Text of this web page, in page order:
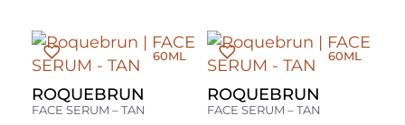
ROQUEBRUN
FACE SERUM – TAN
60ML
ROQUEBRUN
FACE SERUM – TAN
60ML